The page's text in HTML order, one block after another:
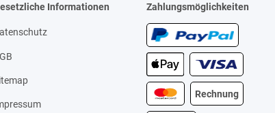
Informationen Zahlungsmöglichkeiten
Rechnung